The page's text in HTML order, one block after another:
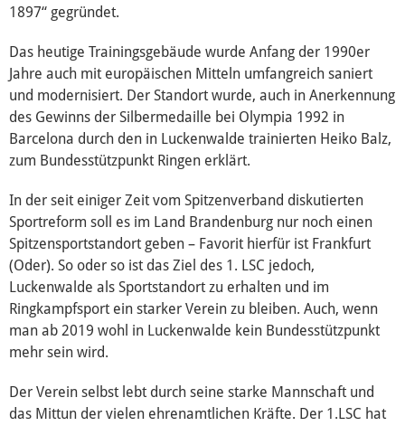
Presse
Mediathek
1897“ gegründet.
Das heutige Trainingsgebäude wurde Anfang der 1990er
Jahre auch mit europäischen Mitteln umfangreich saniert
und modernisiert. Der Standort wurde, auch in Anerkennung
des Gewinns der Silbermedaille bei Olympia 1992 in
Barcelona durch den in Luckenwalde trainierten Heiko Balz,
zum Bundesstützpunkt Ringen erklärt.
In der seit einiger Zeit vom Spitzenverband diskutierten
Sportreform soll es im Land Brandenburg nur noch einen
Spitzensportstandort geben – Favorit hierfür ist Frankfurt
(Oder). So oder so ist das Ziel des 1. LSC jedoch,
Luckenwalde als Sportstandort zu erhalten und im
Ringkampfsport ein starker Verein zu bleiben. Auch, wenn
man ab 2019 wohl in Luckenwalde kein Bundesstützpunkt
mehr sein wird.
Der Verein selbst lebt durch seine starke Mannschaft und
das Mittun der vielen ehrenamtlichen Kräfte. Der 1.LSC hat